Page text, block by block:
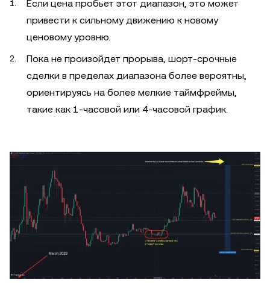
Если цена пробьет этот диапазон, это может
привести к сильному движению к новому
ценовому уровню.
Пока не произойдет прорыва, шорт-срочные
сделки в пределах диапазона более вероятны,
ориентируясь на более мелкие таймфреймы,
такие как 1-часовой или 4-часовой график.